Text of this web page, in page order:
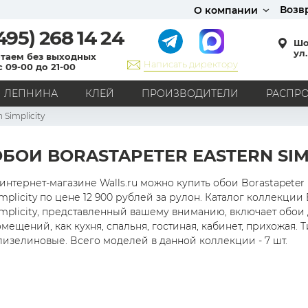
О компании
268 14 24
без выходных
09-00 до 21-00
Написать директору
ЛЕПНИНА КЛЕЙ ПРОИЗВОДИТЕЛИ
СТИЛЬ
Классика
Английский стиль
Скандинавский стиль
Японский стиль Все стили
РИСУНОК
Граффити
Карта мира Книги
Под кирпич
С надписями
Simplicity
BORASTAPETER EASTERN
магазине Walls.ru можно купить обои Borastapeter
по цене 12 900 рублей за рулон. Каталог коллекции
представленный вашему вниманию, включает обои
как кухня, спальня, гостиная, кабинет, прихожая.
Всего моделей в данной коллекции - 7 шт.